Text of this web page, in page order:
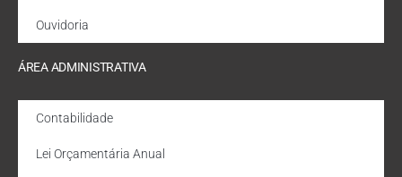
Ouvidoria
ÁREA ADMINISTRATIVA
Contabilidade
Lei Orçamentária Anual